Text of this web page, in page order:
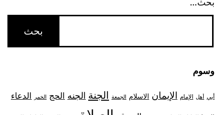
بحث…
وسوم
أبي أهل الإمام الإيمان الاسلام الجمعة الجنة الجنه الحج الخمر الدعاء